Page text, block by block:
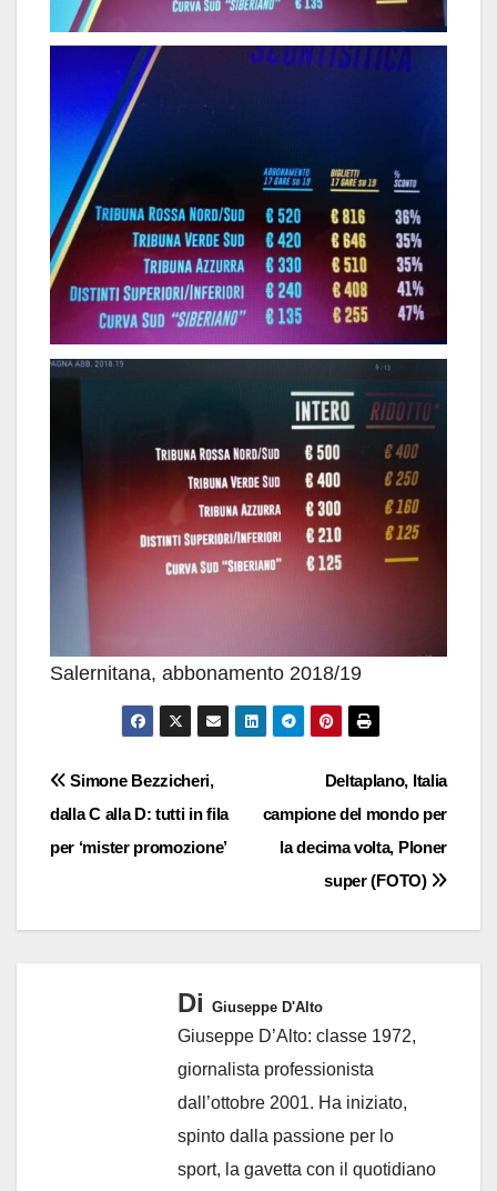
Salernitana, abbonamento 2018/19
Navigazione
articoli
Deltaplano, Italia
campione del mondo per
la decima volta, Ploner
super (FOTO)
Simone Bezzicheri,
dalla C alla D: tutti in fila
per ‘mister promozione’
Di Giuseppe D'Alto
Giuseppe D’Alto: classe 1972,
giornalista professionista
dall’ottobre 2001. Ha iniziato,
spinto dalla passione per lo
sport, la gavetta con il quotidiano